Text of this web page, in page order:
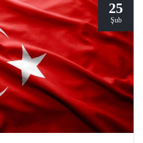
25
Şub